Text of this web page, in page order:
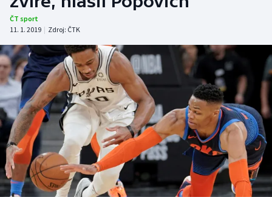
Atletika
DALŠÍ SPORTY
Americký fotbal
Baseball a softbal
Basketbal
Biatlon
NEPŘEHLÉDNĚTE
Soutěže
Historické návraty
Aplikace ČT sport
ČT sport
11. 1. 2019 | Zdroj: ČTK